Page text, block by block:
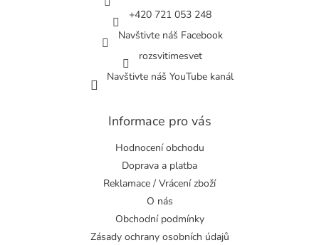
+420 721 053 248
Navštivte náš Facebook
rozsvitimesvet
Navštivte náš YouTube kanál
Informace pro vás
Hodnocení obchodu
Doprava a platba
Reklamace / Vrácení zboží
O nás
Obchodní podmínky
Zásady ochrany osobních údajů